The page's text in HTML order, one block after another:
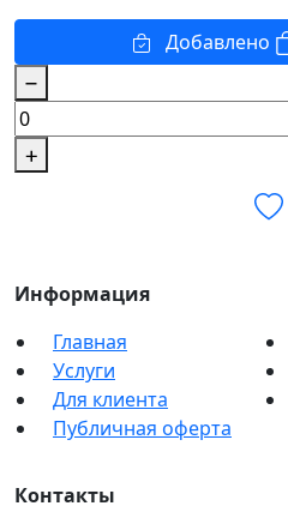
Добавлено
Информация
Главная
Услуги
Для клиента
Публичная оферта
Контакты